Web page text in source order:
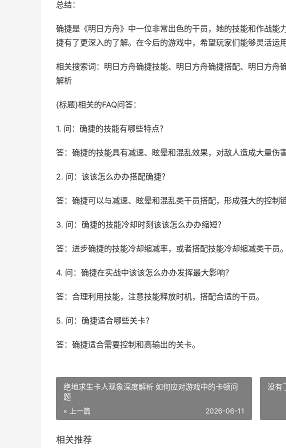
总结：
确捷是《明日方舟》中一位非常出色的干员，她的技能和作战能
捷有了更深入的了解。在今后的游戏中，希望玩家们能够灵活运
相关搜索词：明日方舟确捷技能、明日方舟确捷搭配、明日方舟
解析
{标题}相关的FAQ问答：
1. 问：确捷的技能有哪些特点？
答：确捷的技能具有减速、眩晕和混乱效果，对敌人造成大量伤害
2. 问：该该怎么办办搭配确捷？
答：确捷可以与减速、眩晕和混乱类干员搭配，形成强大的控制链
3. 问：确捷的技能冷却时刻该该怎么办办缩短？
答：进步确捷的技能冷却缩减率，或者搭配技能冷却缩减类干员。
4. 问：确捷在实战中该该怎么办办发挥最大影响？
答：合理利用技能，注意技能释放时机，搭配合适的干员。
5. 问：确捷适合哪些关卡？
答：确捷适合需要控制和高输出的关卡。
绝地求生卡人现象深度解析 如何应对游戏中的卡顿问
题
« 上一篇 2026-06-11
没有
相关推荐